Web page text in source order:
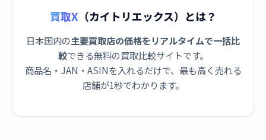
買取X （カイトリエックス）とは？
日本国内の主要買取店の価格をリアルタイムで一括比
較できる無料の買取比較サイトです。
商品名・JAN・ASINを入れるだけで、最も高く売れる
店舗が1秒でわかります。